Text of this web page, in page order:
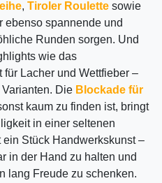
, Tiroler Roulette sowie
ebenso spannende und
Runden sorgen. Und
wie das
für Lacher und Wettfieber –
Die Blockade für
kaum zu finden ist, bringt
in einer seltenen
Stück Handwerkskunst –
in der Hand zu halten und
lang Freude zu schenken.